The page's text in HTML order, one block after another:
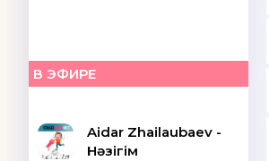
В ЭФИРЕ
Aidar Zhailaubaev -
Нәзігім